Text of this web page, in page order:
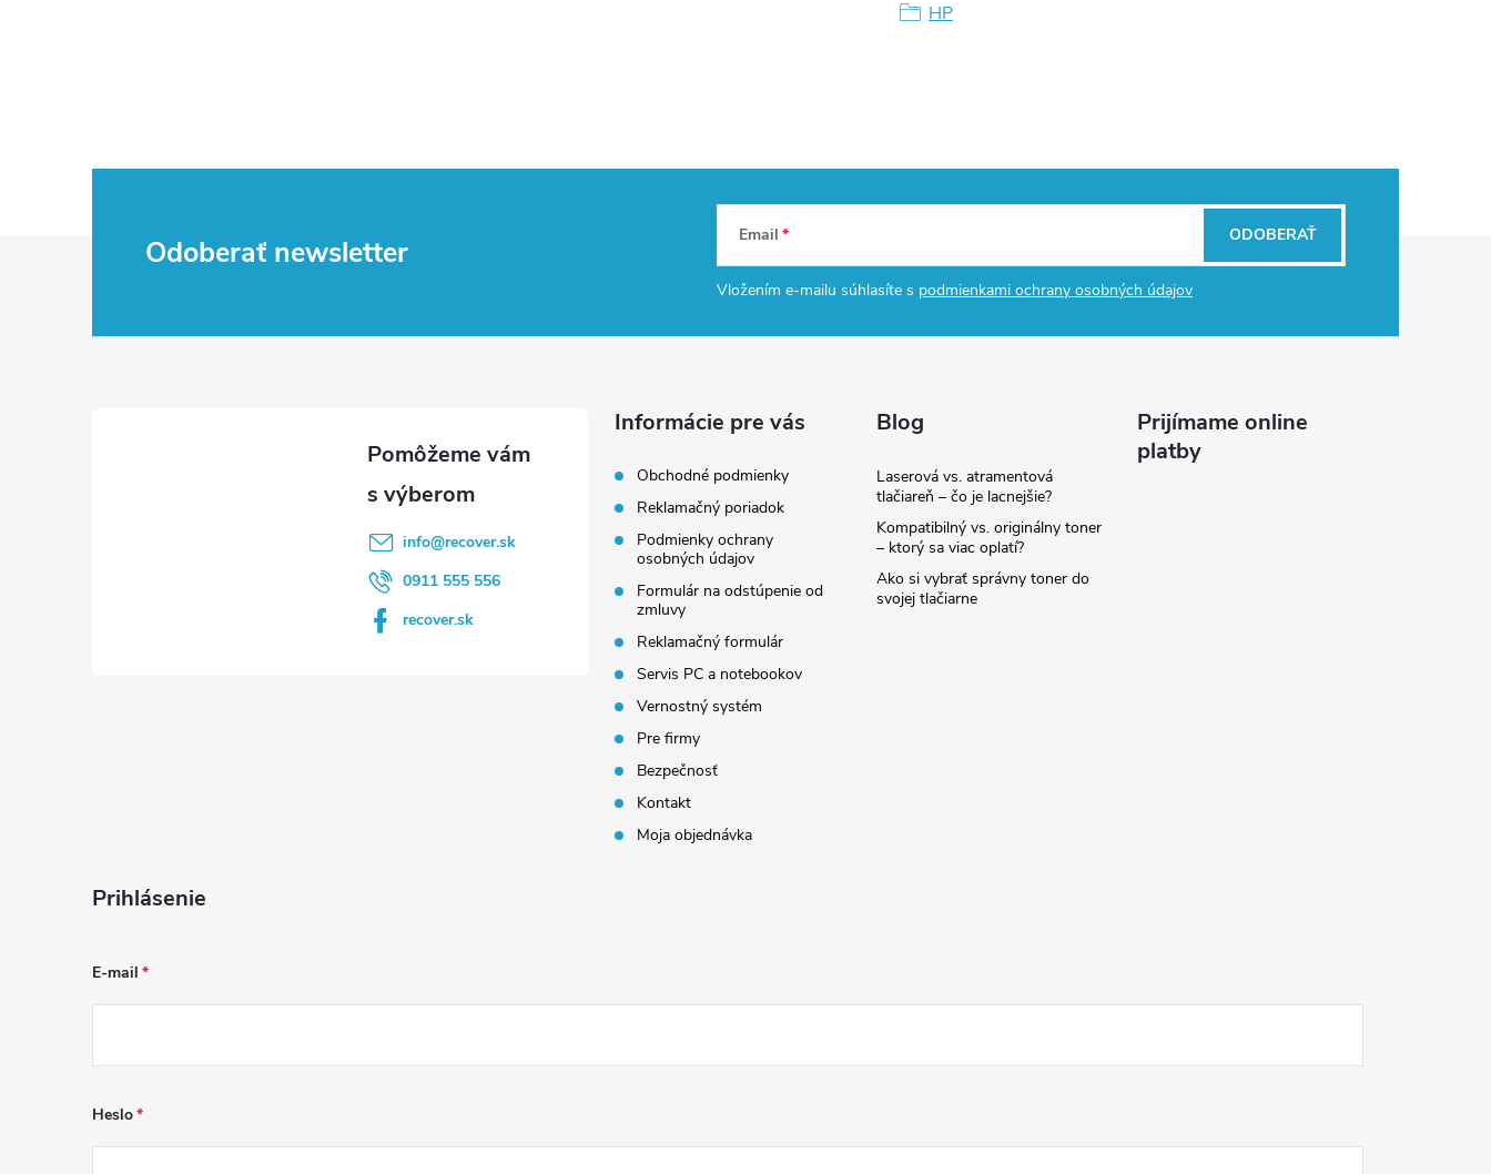
HP
Odoberať newsletter Email
Vložením e-mailu súhlasíte s podmienkami ochrany osobných údajov
ODOBERAŤ
info@recover.sk
0911 555 556
recover.sk
Informácie pre vás
Obchodné podmienky
Reklamačný poriadok
Podmienky ochrany
osobných údajov
Formulár na odstúpenie od
zmluvy
Reklamačný formulár
Servis PC a notebookov
Vernostný systém
Pre firmy
Bezpečnosť
Kontakt
Moja objednávka
Blog
Laserová vs. atramentová
tlačiareň – čo je lacnejšie?
Kompatibilný vs. originálny toner
– ktorý sa viac oplatí?
Ako si vybrať správny toner do
svojej tlačiarne
Prijímame online
platby
Prihlásenie
E-mail
Heslo